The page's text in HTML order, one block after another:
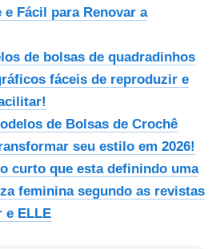
e Fácil para Renovar a
de bolsas de quadradinhos
fáceis de reproduzir e
de Bolsas de Crochê
seu estilo em 2026!
curto que esta definindo uma
feminina segundo as revistas
e ELLE